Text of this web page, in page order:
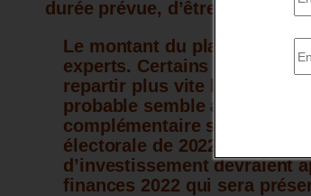
durée prévue, d’être inférieur
Le montant du plan de
experts. Certains proposent
repartir plus vite les
probable semble
complémentaire sera l’objet
électorale de 2022.
d’investissement devraient
finances 2022 qui sera